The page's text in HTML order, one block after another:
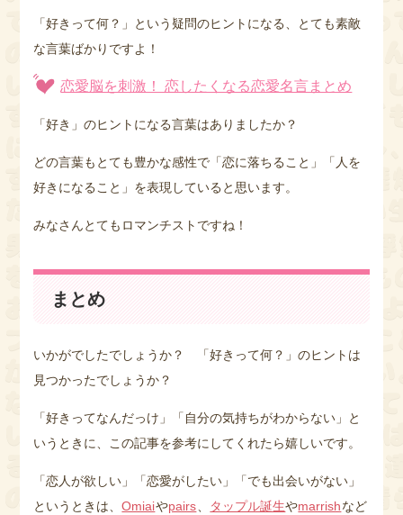
「好きって何？」という疑問のヒントになる、とても素敵
な言葉ばかりですよ！
恋愛脳を刺激！ 恋したくなる恋愛名言まとめ
「好き」のヒントになる言葉はありましたか？
どの言葉もとても豊かな感性で「恋に落ちること」「人を
好きになること」を表現していると思います。
みなさんとてもロマンチストですね！
まとめ
いかがでしたでしょうか？ 「好きって何？」のヒントは
見つかったでしょうか？
「好きってなんだっけ」「自分の気持ちがわからない」と
いうときに、この記事を参考にしてくれたら嬉しいです。
「恋人が欲しい」「恋愛がしたい」「でも出会いがない」
というときは、Omiaiやpairs タップル誕生やmarrishなど